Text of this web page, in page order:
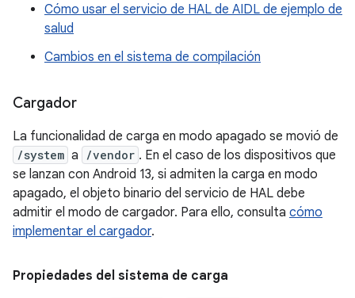
Cómo usar el servicio de HAL de AIDL de ejemplo de
salud
Cambios en el sistema de compilación
Cargador
La funcionalidad de carga en modo apagado se movió de
/system a /vendor . En el caso de los dispositivos que
se lanzan con Android 13, si admiten la carga en modo
apagado, el objeto binario del servicio de HAL debe
admitir el modo de cargador. Para ello, consulta cómo
implementar el cargador.
Propiedades del sistema de carga